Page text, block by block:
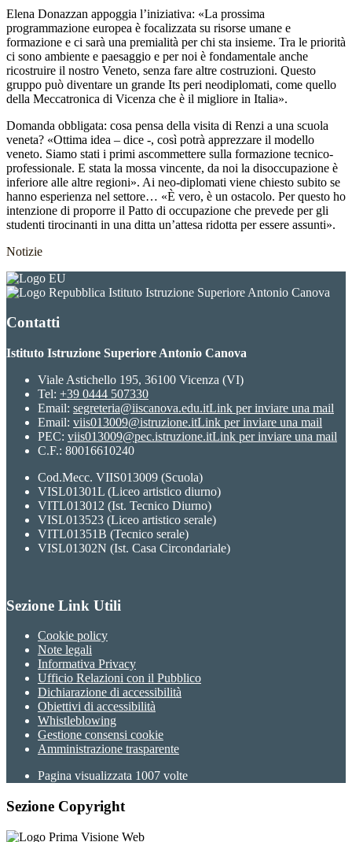
Elena Donazzan appoggia l’iniziativa: «La prossima
programmazione europea è focalizzata su risorse umane e
formazione e ci sarà una premialità per chi sta insieme. Tra le priorità
ci sono ambiente e paesaggio e per noi è fondamentale anche
ricostruire il nostro Veneto, senza fare altre costruzioni. Questo
gruppo può diventare un grande Its peri neodiplomati, come quello
della Meccatronica di Vicenza che è il migliore in Italia».
Domanda obbligata: cosa pensa della visita di Renzi a una scuola
veneta? «Ottima idea – dice -, così potrà apprezzare il modello
veneto. Siamo stati i primi ascommettere sulla formazione tecnico-
professionale. E stata la mossa vincente, da noi la disoccupazione è
inferiore alle altre regioni». Ai neo-diplomati viene chiesto subito se
hanno esperienza nel settore… «È vero, è un ostacolo. Per questo ho
intenzione di proporre il Patto di occupazione che prevede per gli
studenti tirocinanti in una ditta un’attesa ridotta per essere assunti».
Notizie
Istituto Istruzione Superiore Antonio Canova
Contatti
Istituto Istruzione Superiore Antonio Canova
Viale Astichello 195, 36100 Vicenza (VI)
Tel: +39 0444 507330
Email: segreteria@iiscanova.edu.itLink per inviare una mail
Email: viis013009@istruzione.itLink per inviare una mail
PEC: viis013009@pec.istruzione.itLink per inviare una mail
C.F.: 80016610240
Cod.Mecc. VIIS013009 (Scuola)
VISL01301L (Liceo artistico diurno)
VITL013012 (Ist. Tecnico Diurno)
VISL013523 (Liceo artistico serale)
VITL01351B (Tecnico serale)
VISL01302N (Ist. Casa Circondariale)
Sezione Link Utili
Cookie policy
Note legali
Informativa Privacy
Ufficio Relazioni con il Pubblico
Dichiarazione di accessibilità
Obiettivi di accessibilità
Whistleblowing
Gestione consensi cookie
Amministrazione trasparente
Pagina visualizzata 1007 volte
Sezione Copyright